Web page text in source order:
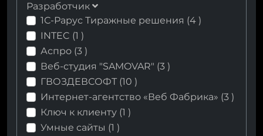
Разработчик
1С-Рарус Тиражные решения (4 )
INTEC (1 )
Аспро (3 )
Веб-cтудия "SAMOVAR" (3 )
ГВОЗДЕВСОФТ (10 )
Интернет-агентство «Веб Фабрика» (3 )
Ключ к клиенту (1 )
Умные сайты (1 )